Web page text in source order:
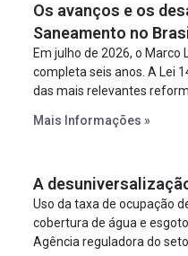
Os avanços e os
Saneamento no
Em julho de 2026, o
completa seis anos. A Lei
das mais relevantes
serviços, ampliar a
à segurança jurídica dos
Mais Informações »
A
Uso da taxa de ocupação
cobertura de água e
Agência reguladora do